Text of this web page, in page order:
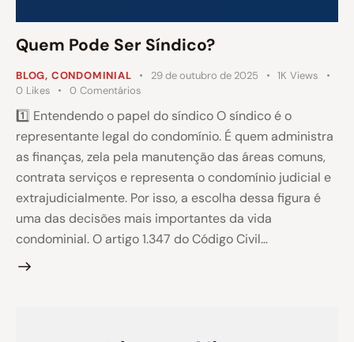
Quem Pode Ser Síndico?
BLOG, CONDOMINIAL 29 de outubro de 2025 1K Views
0 Likes 0 Comentários
1️⃣ Entendendo o papel do síndico O síndico é o
representante legal do condomínio. É quem administra
as finanças, zela pela manutenção das áreas comuns,
contrata serviços e representa o condomínio judicial e
extrajudicialmente. Por isso, a escolha dessa figura é
uma das decisões mais importantes da vida
condominial. O artigo 1.347 do Código Civil…